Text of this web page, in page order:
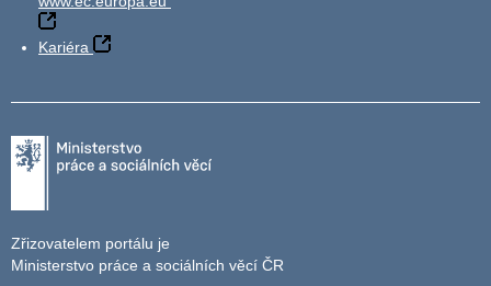
Kariéra
Zřizovatelem portálu je
Ministerstvo práce a sociálních věcí ČR